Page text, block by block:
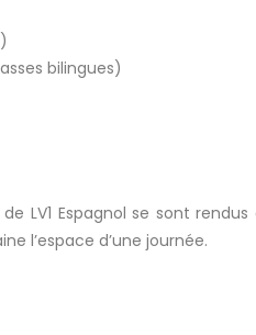
bilingues)
LV1 Espagnol se sont
l’espace d’une journée.